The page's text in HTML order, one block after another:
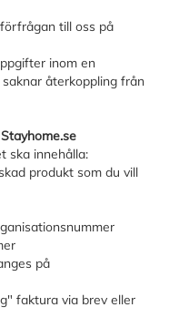
till oss på
inom en
återkoppling från
ska innehålla:
produkt som du vill
på
faktura via brev eller